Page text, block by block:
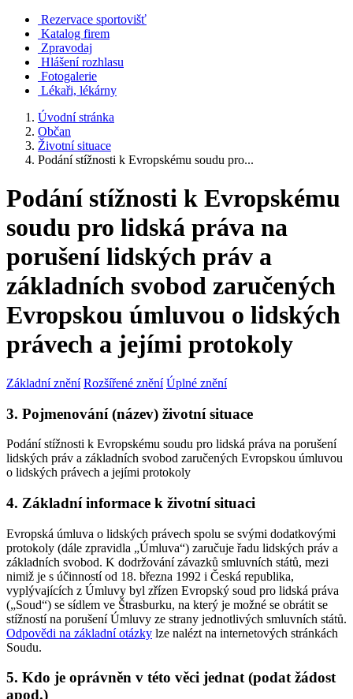
Rezervace sportovišť
Katalog firem
Zpravodaj
Hlášení rozhlasu
Fotogalerie
Lékaři, lékárny
Úvodní stránka
Občan
Životní situace
Podání stížnosti k Evropskému soudu pro...
Podání stížnosti k Evropskému
soudu pro lidská práva na
porušení lidských práv a
základních svobod zaručených
Evropskou úmluvou o lidských
právech a jejími protokoly
Základní znění Rozšířené znění Úplné znění
3. Pojmenování (název) životní situace
Podání stížnosti k Evropskému soudu pro lidská práva na porušení
lidských práv a základních svobod zaručených Evropskou úmluvou
o lidských právech a jejími protokoly
4. Základní informace k životní situaci
Evropská úmluva o lidských právech spolu se svými dodatkovými
protokoly (dále zpravidla „Úmluva“) zaručuje řadu lidských práv a
základních svobod. K dodržování závazků smluvních států, mezi
nimiž je s účinností od 18. března 1992 i Česká republika,
vyplývajících z Úmluvy byl zřízen Evropský soud pro lidská práva
(„Soud“) se sídlem ve Štrasburku, na který je možné se obrátit se
stížností na porušení Úmluvy ze strany jednotlivých smluvních států.
Odpovědi na základní otázky lze nalézt na internetových stránkách
Soudu.
5. Kdo je oprávněn v této věci jednat (podat žádost
apod.)